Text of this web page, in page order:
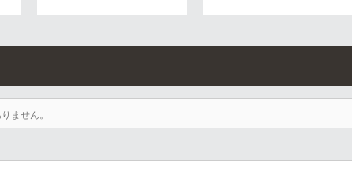
ません。